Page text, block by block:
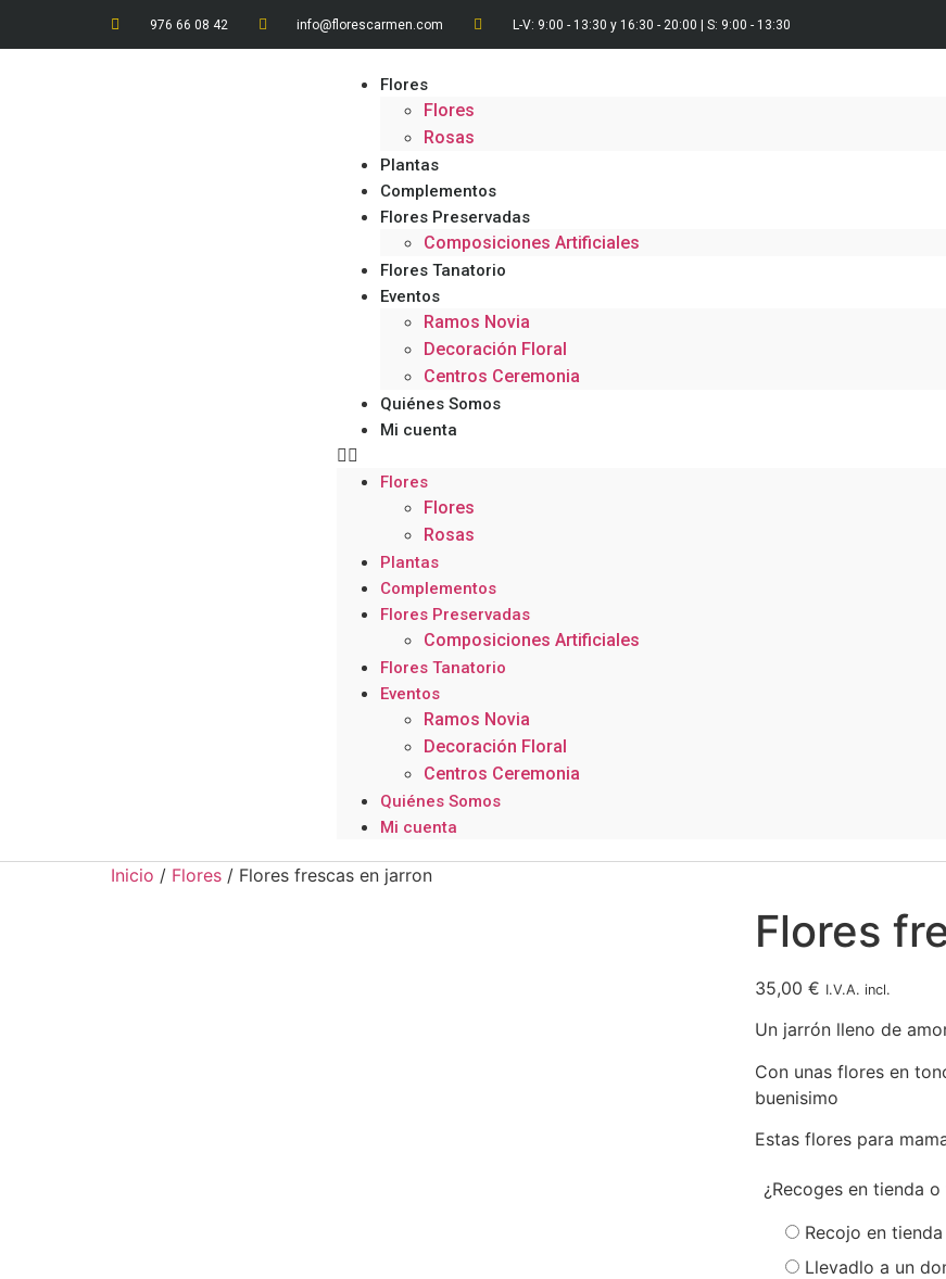
976 66 08 42 info@florescarmen.com L-V: 9:00 - 13:30 y 16:30 - 20:00 | S: 9:00 - 13:30
Flores
Flores
Rosas
Plantas
Complementos
Flores Preservadas
Composiciones Artificiales
Flores Tanatorio
Eventos
Ramos Novia
Decoración Floral
Centros Ceremonia
Quiénes Somos
Mi cuenta
Flores
Flores
Rosas
Plantas
Complementos
Flores Preservadas
Composiciones Artificiales
Flores Tanatorio
Eventos
Ramos Novia
Decoración Floral
Centros Ceremonia
Quiénes Somos
Mi cuenta
Inicio / Flores / Flores frescas en jarron
Flores
35,00 € I.V.A. incl.
Un jarrón lleno de
Con unas flores en
buenisimo
Estas flores para
¿Recoges en tienda
Recojo en tienda
Llevadlo a un